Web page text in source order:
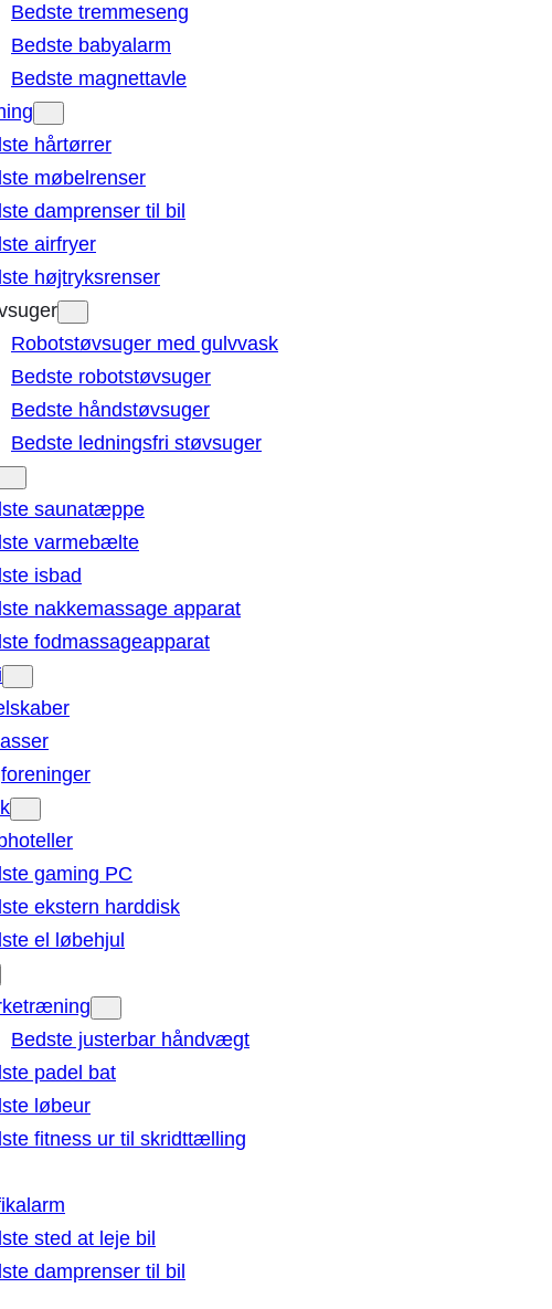
Bedste tremmeseng
Bedste babyalarm
Bedste magnettavle
hårtørrer
møbelrenser
damprenser til bil
airfryer
højtryksrenser
Robotstøvsuger med gulvvask
Bedste robotstøvsuger
Bedste håndstøvsuger
Bedste ledningsfri støvsuger
saunatæppe
varmebælte
isbad
nakkemassage apparat
fodmassageapparat
gaming PC
ekstern harddisk
el løbehjul
Bedste justerbar håndvægt
padel bat
løbeur
fitness ur til skridttælling
sted at leje bil
damprenser til bil